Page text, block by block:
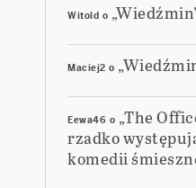
Witold o
Maciej2 o
Eewa46 o „The
rzadko
komedii